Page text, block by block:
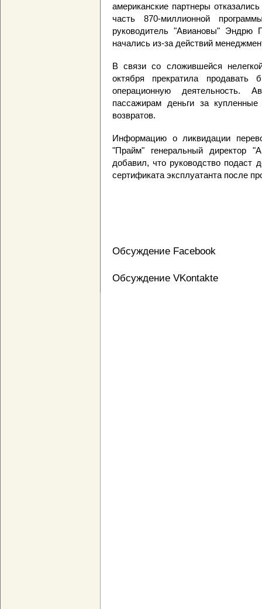
американские партнеры
часть 870-миллионной
руководитель "Авиановы" Эндрю
начались из-за действий
В связи со сложившейся
октября прекратила
операционную деятельность.
пассажирам деньги за
возвратов.
Информацию о ликвидации
"Прайм" генеральный директор
добавил, что руководство подаст
сертификата эксплуатанта после
Обсуждение Facebook
Обсуждение VKontakte